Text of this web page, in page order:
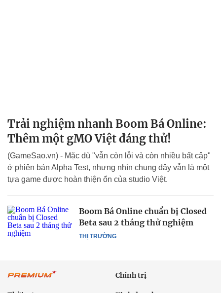
Trải nghiệm nhanh Boom Bá Online:
Thêm một gMO Việt đáng thử!
(GameSao.vn) - Mặc dù "vẫn còn lỗi và còn nhiều bất cập"
ở phiên bản Alpha Test, nhưng nhìn chung đây vẫn là một
tựa game được hoàn thiện ổn của studio Việt.
THỊ TRƯỜNG
Boom Bá Online chuẩn bị Closed
Beta sau 2 tháng thử nghiệm
Chính trị